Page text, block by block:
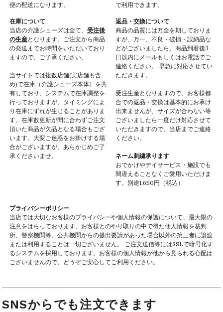
便の配送になります。
在庫について
当店の介護シューズは全て、 受注後
の生産となります。ご注文から商品
の発送までお時間をいただいており
ますので、ご了承ください。
当サイトでは複数店舗(実店舗も含
め)で在庫（介護シューズ本体）を共
有しており、システムで在庫調整を
行っておりますが、タイミングによ
り在庫にずれが生じることがありま
す。在庫数更新が間に合わずご注文
頂いた商品が欠品となる場合もござ
います。大変ご迷惑をお掛けする場
合がございますが、あらかじめご了
承くださいませ。
で利用できます。
返品・交換について
商品の品質には万全を期しておりま
すが、万一、不良・破損・誤納品な
どがございましたら、商品到着後3
日以内にメールもしくはお電話でご
連絡ください。 早急に対応させてい
ただきます。
受注生産となりますので、お客様都
合での返品・交換は基本的にお承け
出来ませんが、サイズが合わない等
ございましたら一度だけ対応させて
いただきますので、当店までご連絡
ください。
ネーム刺繍承ります
おでかけやデイサービス・施設でも
間違えることなくご愛用いただけま
す。別途1,650円（税込）
プライバシーポリシー
当店では大切なお客様のプライバシーや個人情報の保護について、最大限の
注意をはらっております。お客様とのやり取りの中で得た個人情報を裁判
所、警察機関等、公共機関からの提出要請があった場合以外の第三者に譲渡
または利用することは一切ございません。 ご注文送信等にはSSLで暗号化す
るシステムを採用しております。お客様の個人情報が他から見られる心配は
ございませんので、どうぞご安心してご利用ください。
SNSからでも注文できます